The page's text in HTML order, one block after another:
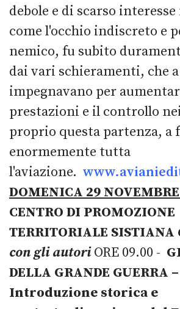
debole e di scarso
come l'occhio indiscreto e
nemico, fu subito
dai vari schieramenti, che
impegnavano per
prestazioni e il controllo
proprio questa partenza, a
enormemente tutta
l'aviazione.
DOMENICA 29
CENTRO DI PROMOZIONE
TERRITORIALE SISTIANA
con gli autoriORE 09.00 -
DELLA GRANDE GUERRA –
Introduzione storica e